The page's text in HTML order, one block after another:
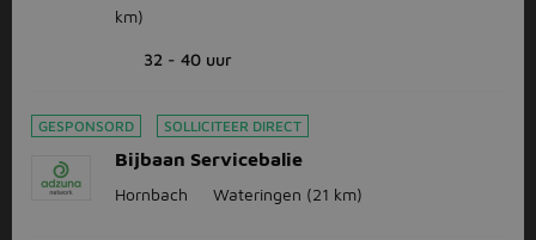
km)
32 - 40 uur
GESPONSORD SOLLICITEER DIRECT
Bijbaan Servicebalie
Hornbach Wateringen (21 km)